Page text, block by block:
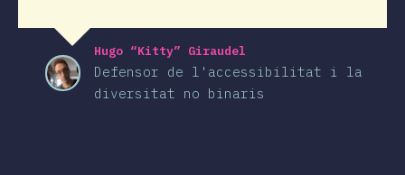
Hugo “Kitty” Giraudel
Defensor de l'accessibilitat i la
diversitat no binaris